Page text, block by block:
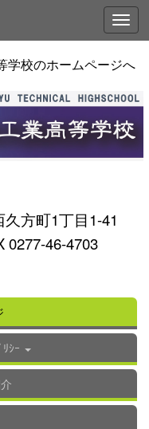
学校のホームページへ
方町1丁目1-41
46-4703
ｼｰ